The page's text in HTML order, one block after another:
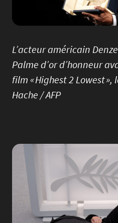
L’acteur américain
Palme d’or d’honneur
film « Highest 2 Lowest
Hache / AFP
Image